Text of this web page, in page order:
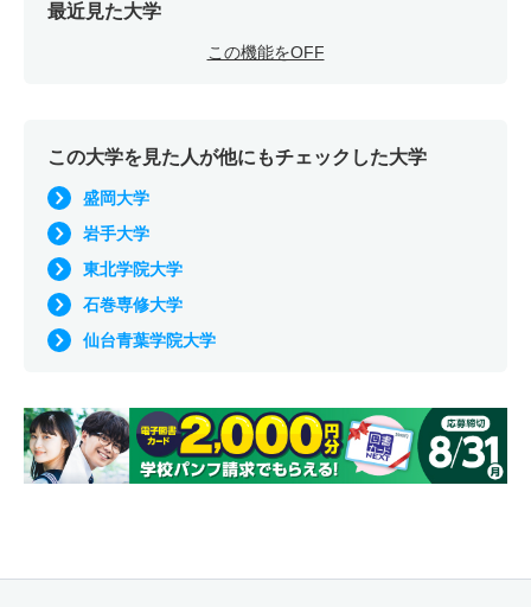
最近見た大学
この機能をOFF
この大学を見た人が他にもチェックした大学
盛岡大学
岩手大学
東北学院大学
石巻専修大学
仙台青葉学院大学